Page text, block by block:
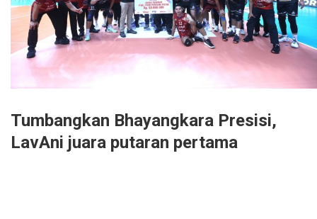
Tumbangkan Bhayangkara Presisi,
LavAni juara putaran pertama